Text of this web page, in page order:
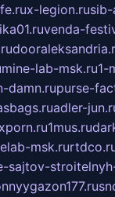
x-legion.rusib-
venda-
mine-lab-msk.ru1-
damn.rupurse-
adler-
1mus.ru
msk.ru
sajtov-